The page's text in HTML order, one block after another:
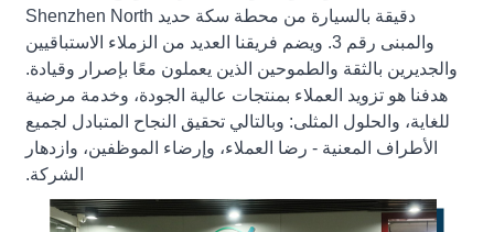
دقيقة بالسيارة من محطة سكة حديد Shenzhen North
والمبنى رقم 3. ويضم فريقنا العديد من الزملاء الاستباقيين
والجديرين بالثقة والطموحين الذين يعملون معًا بإصرار وقيادة.
هدفنا هو تزويد العملاء بمنتجات عالية الجودة، وخدمة مرضية
للغاية، والحلول المثلى: وبالتالي تحقيق النجاح المتبادل لجميع
الأطراف المعنية - رضا العملاء، وإرضاء الموظفين، وازدهار
الشركة.